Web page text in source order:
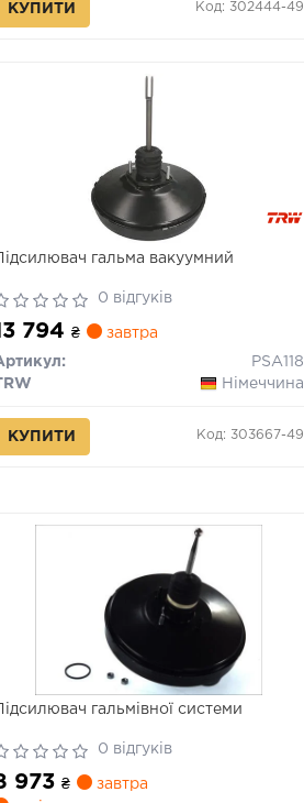
КУПИТИ Код: 302444-49
Підсилювач гальма вакуумний
0 відгуків
794 ₴ завтра
PSA118
Німеччина
КУПИТИ Код: 303667-49
Підсилювач гальмівної системи
0 відгуків
973 ₴
завтра